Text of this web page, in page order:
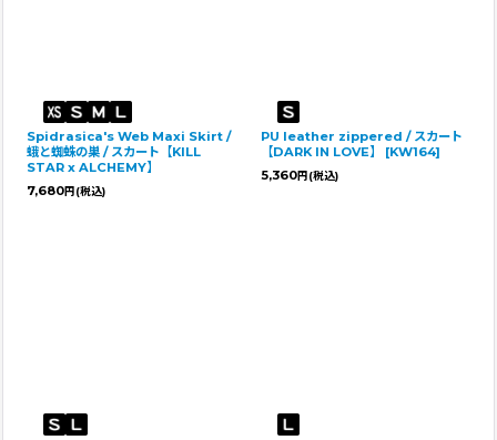
Spidrasica's Web Maxi Skirt /
蛾と蜘蛛の巣 / スカート【KILL
STAR x ALCHEMY】
7,680円 (税込)
PU leather zippered / スカート
【DARK IN LOVE】
[KW164]
5,360円 (税込)